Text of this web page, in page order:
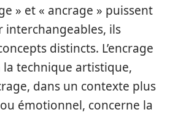
» et « ancrage » puissent
interchangeables, ils
distincts. L’encrage
technique artistique,
dans un contexte plus
émotionnel, concerne la